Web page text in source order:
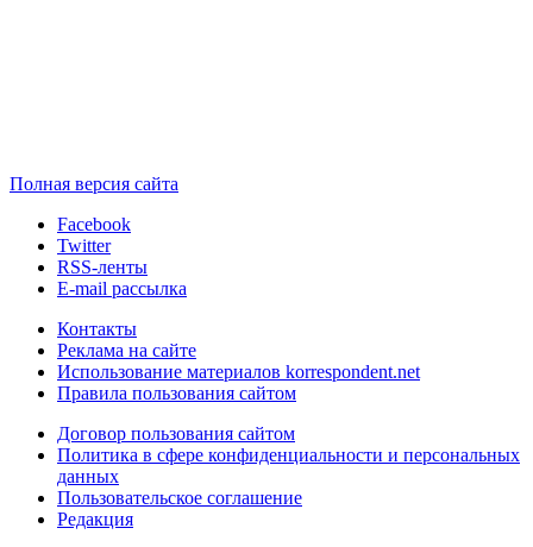
Полная версия сайта
Facebook
Twitter
RSS-ленты
E-mail рассылка
Контакты
Реклама на сайте
Использование материалов korrespondent.net
Правила пользования сайтом
Договор пользования сайтом
Политика в сфере конфиденциальности и персональных
данных
Пользовательское соглашение
Редакция